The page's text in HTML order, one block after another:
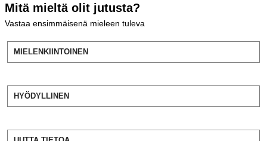
Mitä mieltä olit jutusta?
Vastaa ensimmäisenä mieleen tuleva
MIELENKIINTOINEN
HYÖDYLLINEN